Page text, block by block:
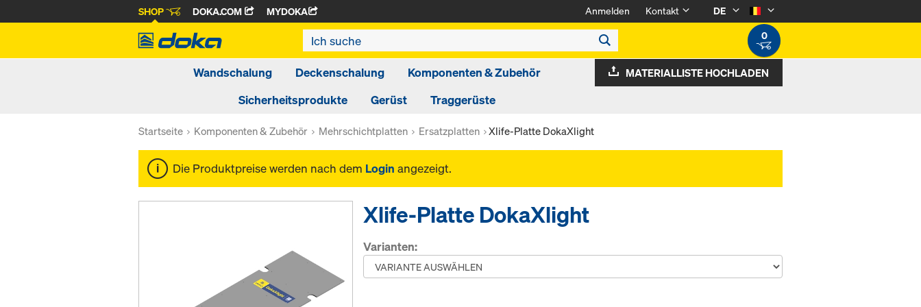
SHOP DOKA.COM MYDOKA Anmelden Kontakt
DE
0
Wandschalung Deckenschalung
Komponenten & Zubehör
Sicherheitsprodukte
Gerüst Traggerüste
MATERIALLISTE HOCHLADEN
Startseite Komponenten & Zubehör Mehrschichtplatten Ersatzplatten Xlife-Platte DokaXlight
Die Produktpreise werden nach dem Login angezeigt.
Xlife-Platte DokaXlight
Varianten: